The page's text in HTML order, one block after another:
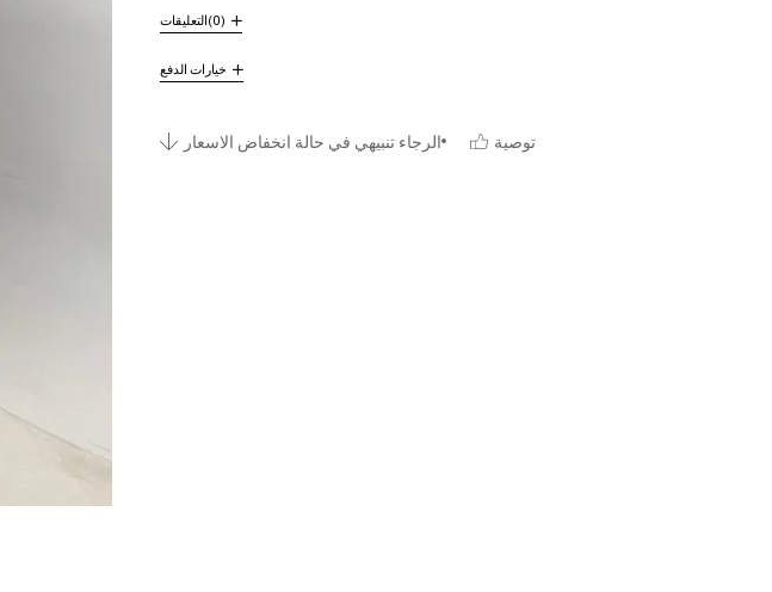
التعليقات(0)
خيارات الدفع
الرجاء تنبيهي في حالة انخفاض الاسعار توصية